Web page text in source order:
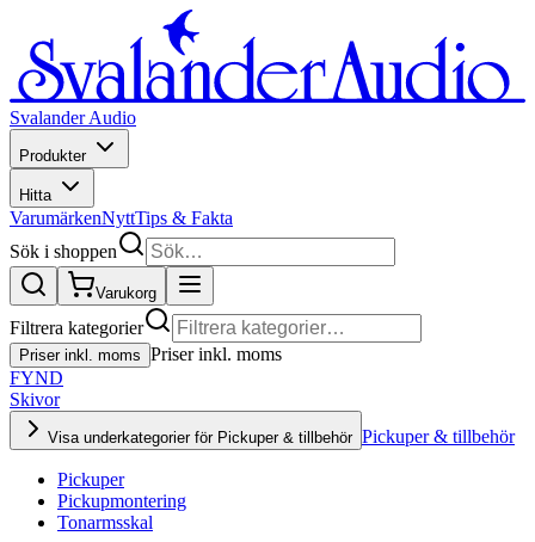
Svalander Audio
Produkter
Hitta
VarumärkenNyttTips & Fakta
Sök i shoppen
Varukorg
Filtrera kategorier
Priser inkl. moms Priser inkl. moms
FYND
Skivor
Visa underkategorier för Pickuper & tillbehör Pickuper & tillbehör
Pickuper
Pickupmontering
Tonarmsskal